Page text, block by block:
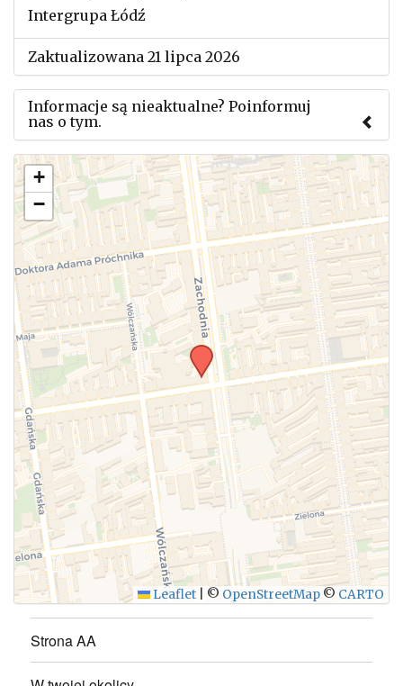
Intergrupa Łódź
Zaktualizowana 21 lipca 2026
Informacje są nieaktualne? Poinformuj
nas o tym.
Użyj tego formularza aby przesłać informację o
zmianach w powyższym mityngu.
WYŚLIJ
+
−
Leaflet © OpenStreetMap © CARTO
Strona AA